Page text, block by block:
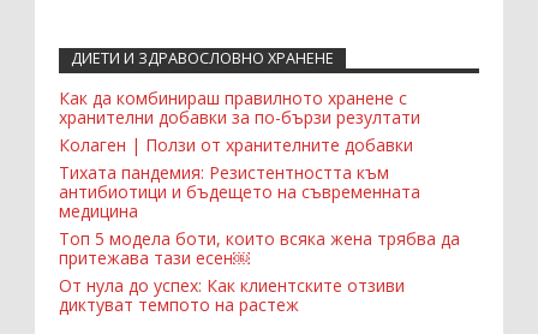
Recent Comments Widget
ДИЕТИ И ЗДРАВОСЛОВНО ХРАНЕНЕ
Как да комбинираш правилното хранене с
хранителни добавки за по-бързи резултати
Колаген | Ползи от хранителните добавки
Тихата пандемия: Резистентността към
антибиотици и бъдещето на съвременната
медицина
Топ 5 модела боти, които всяка жена трябва да
притежава тази есен￼
От нула до успех: Как клиентските отзиви
диктуват темпото на растеж